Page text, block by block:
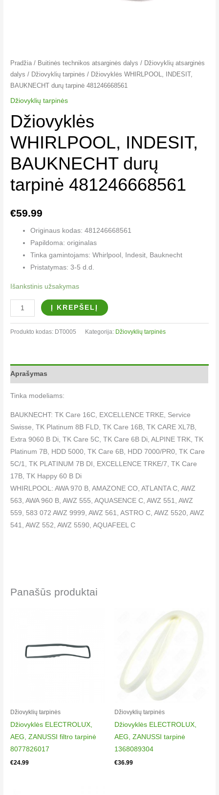
Pradžia / Buitinės technikos atsarginės dalys / Džiovyklių atsarginės
dalys / Džiovyklių tarpinės​​ / Džiovyklės WHIRLPOOL, INDESIT,
BAUKNECHT durų tarpinė 481246668561
Džiovyklių tarpinės​​
Džiovyklės
WHIRLPOOL, INDESIT,
BAUKNECHT durų
tarpinė 481246668561
€59.99
Originaus kodas: 481246668561
Papildoma: originalas
Tinka gamintojams: Whirlpool, Indesit, Bauknecht
Pristatymas: 3-5 d.d.
Išankstinis užsakymas
Į KREPŠELĮ
Produkto kodas: DT0005 Kategorija: Džiovyklių tarpinės​​
Aprašymas
Tinka modeliams:
BAUKNECHT: TK Care 16C, EXCELLENCE TRKE, Service
Swisse, TK Platinum 8B FLD, TK Care 16B, TK CARE XL7B,
Extra 9060 B Di, TK Care 5C, TK Care 6B Di, ALPINE TRK, TK
Platinum 7B, HDD 5000, TK Care 6B, HDD 7000/PR0, TK Care
5C/1, TK PLATINUM 7B DI, EXCELLENCE TRKE/7, TK Care
17B, TK Happy 60 B Di
WHIRLPOOL: AWA 970 B, AMAZONE CO, ATLANTA C, AWZ
563, AWA 960 B, AWZ 555, AQUASENCE C, AWZ 551, AWZ
559, 583 072 AWZ 9999, AWZ 561, ASTRO C, AWZ 5520, AWZ
541, AWZ 552, AWZ 5590, AQUAFEEL C
Panašūs produktai
Džiovyklių tarpinės​​
Džiovyklės ELECTROLUX,
AEG, ZANUSSI filtro tarpinė
8077826017
€24.99
Džiovyklių tarpinės​​
Džiovyklės ELECTROLUX,
AEG, ZANUSSI tarpinė
1368089304
€36.99